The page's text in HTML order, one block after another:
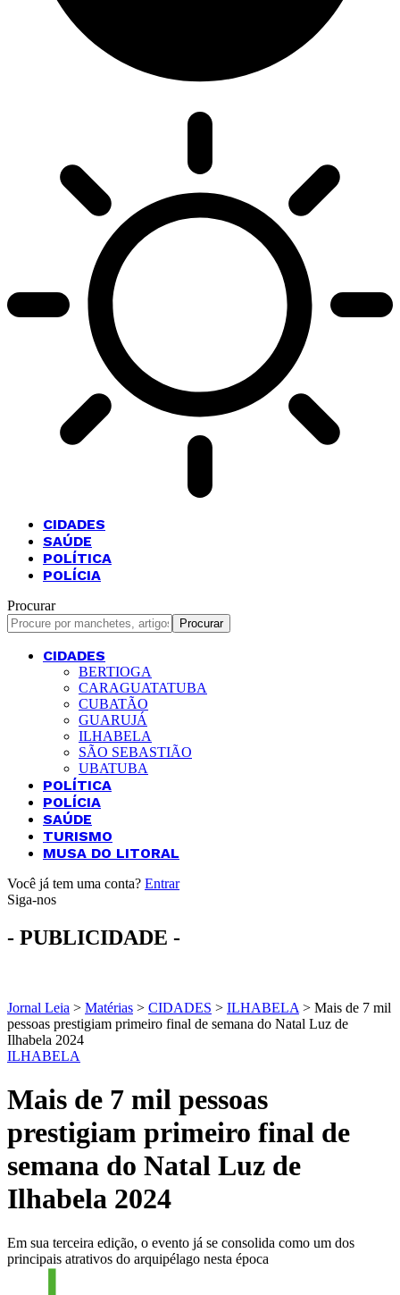
CIDADES
SAÚDE
POLÍTICA
POLÍCIA
Procurar
CIDADES
BERTIOGA
CARAGUATATUBA
CUBATÃO
GUARUJÁ
ILHABELA
SÃO SEBASTIÃO
UBATUBA
POLÍTICA
POLÍCIA
SAÚDE
TURISMO
MUSA DO LITORAL
Você já tem uma conta? Entrar
Siga-nos
- PUBLICIDADE -
Jornal Leia > Matérias > CIDADES > ILHABELA > Mais de 7 mil
pessoas prestigiam primeiro final de semana do Natal Luz de
Ilhabela 2024
ILHABELA
Mais de 7 mil pessoas
prestigiam primeiro final de
semana do Natal Luz de
Ilhabela 2024
Em sua terceira edição, o evento já se consolida como um dos
principais atrativos do arquipélago nesta época